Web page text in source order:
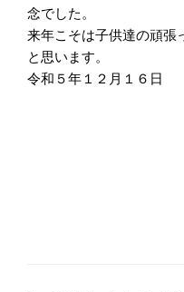
念でした。
来年こそは子供達の頑張
と思います。
令和５年１２月１６日